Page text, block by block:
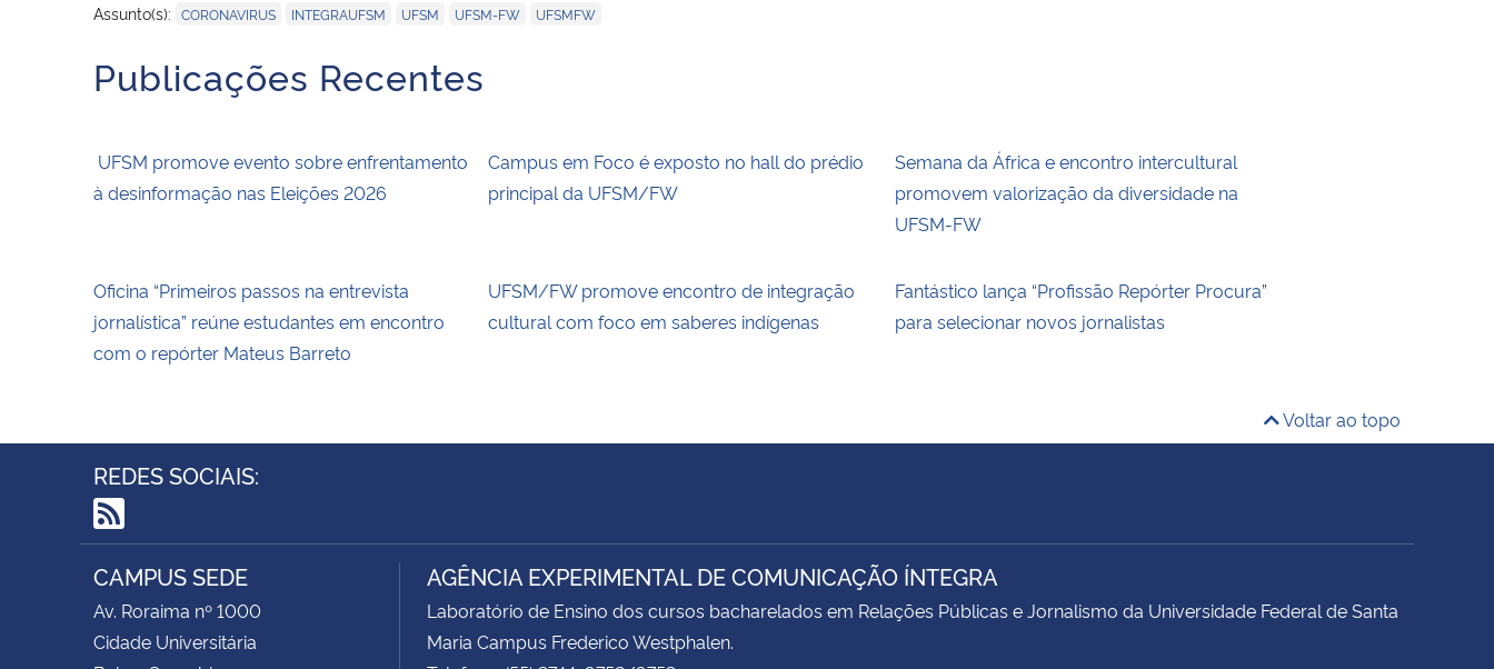
Assunto(s): CORONAVIRUS INTEGRAUFSM UFSM UFSM-FW UFSMFW
Publicações Recentes
UFSM promove evento sobre enfrentamento
à desinformação nas Eleições 2026
Campus em Foco é exposto no hall do prédio
principal da UFSM/FW
Semana da África e encontro intercultural
promovem valorização da diversidade na
UFSM-FW
Oficina “Primeiros passos na entrevista
jornalística” reúne estudantes em encontro
com o repórter Mateus Barreto
UFSM/FW promove encontro de integração
cultural com foco em saberes indígenas
Fantástico lança “Profissão Repórter Procura”
para selecionar novos jornalistas
Voltar ao topo
REDES SOCIAIS:
RSS
CAMPUS SEDE
Av. Roraima nº 1000
Cidade Universitária
AGÊNCIA EXPERIMENTAL DE COMUNICAÇÃO ÍNTEGRA
Laboratório de Ensino dos cursos bacharelados em Relações Públicas e Jornalismo da Universidade Federal de Santa
Maria Campus Frederico Westphalen.